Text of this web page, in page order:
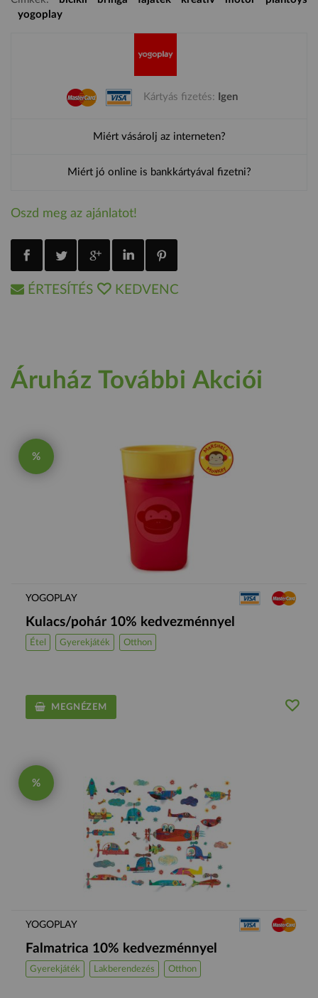
yogoplay
Kártyás fizetés: Igen
Miért vásárolj az interneten?
Miért jó online is bankkártyával fizetni?
Oszd meg az ajánlatot!
ÉRTESÍTÉS KEDVENC
Áruház További Akciói
%
YOGOPLAY
Kulacs/pohár 10% kedvezménnyel
Étel Gyerekjáték Otthon
MEGNÉZEM
%
YOGOPLAY
Falmatrica 10% kedvezménnyel
Gyerekjáték Lakberendezés Otthon